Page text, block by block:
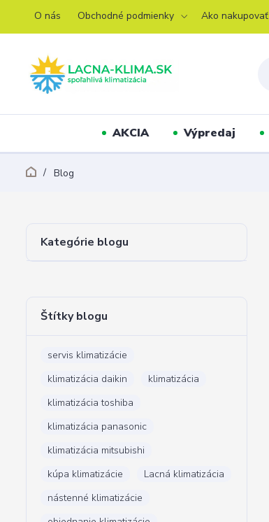
O nás Obchodné podmienky Ako nakupovať
AKCIA Výpredaj
Blog
Kategórie blogu
Štítky blogu
servis klimatizácie
klimatizácia daikin
klimatizácia
klimatizácia toshiba
klimatizácia panasonic
klimatizácia mitsubishi
kúpa klimatizácie
Lacná klimatizácia
nástenné klimatizácie